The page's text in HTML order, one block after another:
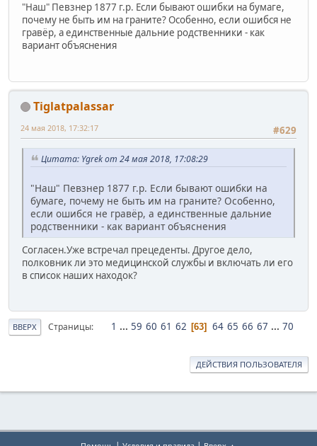
"Наш" Певзнер 1877 г.р. Если бывают ошибки на бумаге,
почему не быть им на граните? Особенно, если ошибся не
гравёр, а единственные дальние родственники - как
вариант объяснения
Tiglatpalassar
#629
24 мая 2018, 17:32:17
Цитата: Ygrek от 24 мая 2018, 17:08:29
"Наш" Певзнер 1877 г.р. Если бывают ошибки на
бумаге, почему не быть им на граните? Особенно,
если ошибся не гравёр, а единственные дальние
родственники - как вариант объяснения
Согласен.Уже встречал прецеденты. Другое дело,
полковник ли это медицинской службы и включать ли его
в список наших находок?
ВВЕРХ Страницы 1 ... 59 60 61 62 63 64 65 66 67 ... 70
ДЕЙСТВИЯ ПОЛЬЗОВАТЕЛЯ